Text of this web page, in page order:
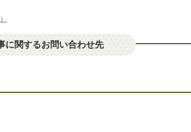
に関するお問い合わせ先